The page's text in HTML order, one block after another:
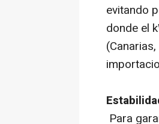
evitando
donde el
Para